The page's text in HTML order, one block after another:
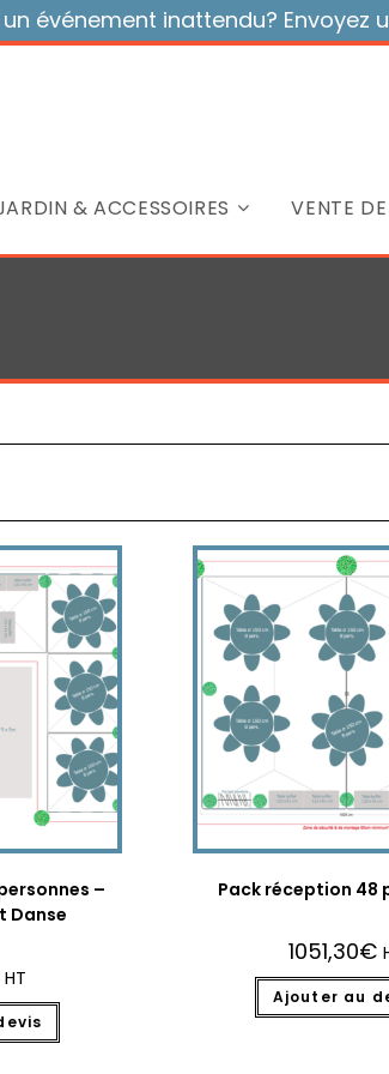
inattendu? Envoyez
& ACCESSOIRES VENTE
–
Danse
HT
Pack réception 48
1051,30€
Ajouter au